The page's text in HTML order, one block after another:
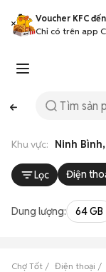
Voucher KFC
Chỉ có trên app
Khu vực: Ninh
Lọc Điện
Dung lượng: 64 GB
Chợ Tốt Điện thoại